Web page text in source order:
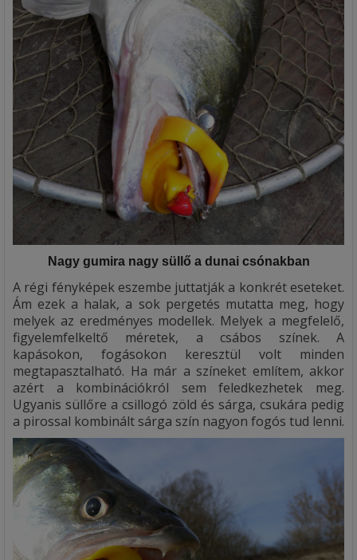
Nagy gumira nagy süllő a dunai csónakban
A régi fényképek eszembe juttatják a konkrét eseteket.
Ám ezek a halak, a sok pergetés mutatta meg, hogy
melyek az eredményes modellek. Melyek a megfelelő,
figyelemfelkeltő méretek, a csábos színek. A
kapásokon, fogásokon keresztül volt minden
megtapasztalható. Ha már a színeket említem, akkor
azért a kombinációkról sem feledkezhetek meg.
Ugyanis süllőre a csillogó zöld és sárga, csukára pedig
a pirossal kombinált sárga szín nagyon fogós tud lenni.